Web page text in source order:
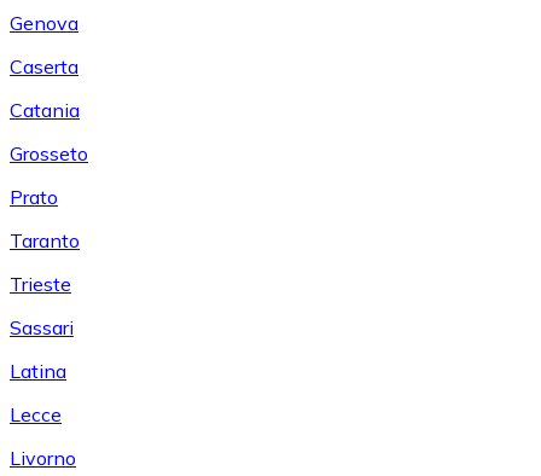
Genova
Caserta
Catania
Grosseto
Prato
Taranto
Trieste
Sassari
Latina
Lecce
Livorno